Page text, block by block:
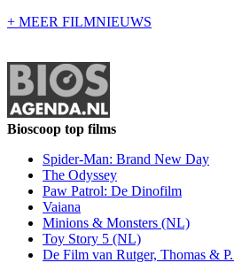
+ MEER FILMNIEUWS
Bioscoop top films
Spider-Man: Brand New Day
The Odyssey
Paw Patrol: De Dinofilm
Vaiana
Minions & Monsters (NL)
Toy Story 5 (NL)
De Film van Rutger, Thomas &